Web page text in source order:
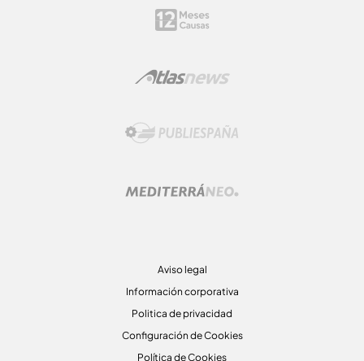
Aviso legal
Información corporativa
Politica de privacidad
Configuración de Cookies
Política de Cookies